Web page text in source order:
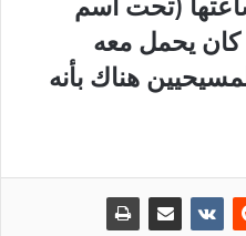
(تحت اسم
كان يحمل معه
هناك بأنه